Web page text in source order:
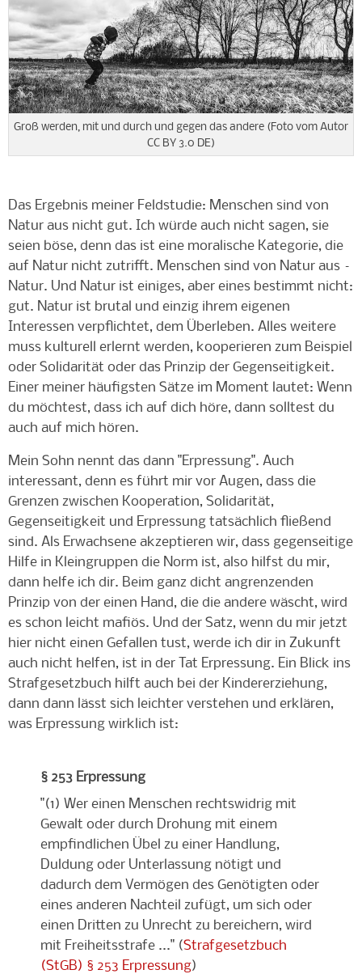
Groß werden, mit und durch und gegen das andere (Foto vom Autor
CC BY 3.0 DE)
Das Ergebnis meiner Feldstudie: Menschen sind von
Natur aus nicht gut. Ich würde auch nicht sagen, sie
seien böse, denn das ist eine moralische Kategorie, die
auf Natur nicht zutrifft. Menschen sind von Natur aus –
Natur. Und Natur ist einiges, aber eines bestimmt nicht:
gut. Natur ist brutal und einzig ihrem eigenen
Interessen verpflichtet, dem Überleben. Alles weitere
muss kulturell erlernt werden, kooperieren zum Beispiel
oder Solidarität oder das Prinzip der Gegenseitigkeit.
Einer meiner häufigsten Sätze im Moment lautet: Wenn
du möchtest, dass ich auf dich höre, dann solltest du
auch auf mich hören.
Mein Sohn nennt das dann "Erpressung". Auch
interessant, denn es führt mir vor Augen, dass die
Grenzen zwischen Kooperation, Solidarität,
Gegenseitigkeit und Erpressung tatsächlich fließend
sind. Als Erwachsene akzeptieren wir, dass gegenseitige
Hilfe in Kleingruppen die Norm ist, also hilfst du mir,
dann helfe ich dir. Beim ganz dicht angrenzenden
Prinzip von der einen Hand, die die andere wäscht, wird
es schon leicht mafiös. Und der Satz, wenn du mir jetzt
hier nicht einen Gefallen tust, werde ich dir in Zukunft
auch nicht helfen, ist in der Tat Erpressung. Ein Blick ins
Strafgesetzbuch hilft auch bei der Kindererziehung,
dann dann lässt sich leichter verstehen und erklären,
was Erpressung wirklich ist:
§ 253 Erpressung
"(1) Wer einen Menschen rechtswidrig mit
Gewalt oder durch Drohung mit einem
empfindlichen Übel zu einer Handlung,
Duldung oder Unterlassung nötigt und
dadurch dem Vermögen des Genötigten oder
eines anderen Nachteil zufügt, um sich oder
einen Dritten zu Unrecht zu bereichern, wird
mit Freiheitsstrafe ..." (Strafgesetzbuch
(StGB) § 253 Erpressung)